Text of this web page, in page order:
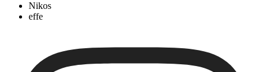
Nikos
effe